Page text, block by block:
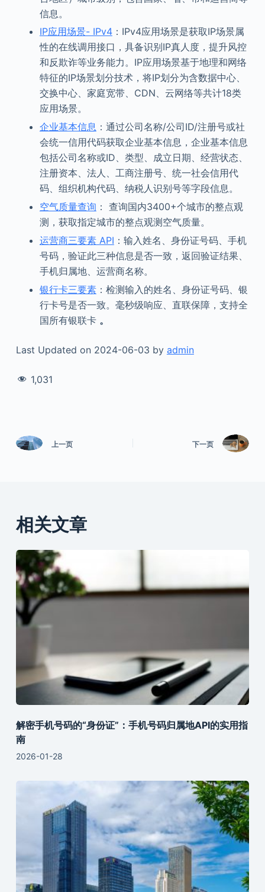
信息。
IP应用场景- IPv4：IPv4应用场景是获取IP场景属
性的在线调用接口，具备识别IP真人度，提升风控
和反欺诈等业务能力。IP应用场景基于地理和网络
特征的IP场景划分技术，将IP划分为含数据中心、
交换中心、家庭宽带、CDN、云网络等共计18类
应用场景。
企业基本信息 ：通过公司名称/公司ID/注册号或社
会统一信用代码获取企业基本信息，企业基本信息
包括公司名称或ID、类型、成立日期、经营状态、
注册资本、法人、工商注册号、统一社会信用代
码、组织机构代码、纳税人识别号等字段信息。
空气质量查询 ： 查询国内3400+个城市的整点观
测，获取指定城市的整点观测空气质量。
运营商三要素 API ：输入姓名、身份证号码、手机
号码，验证此三种信息是否一致，返回验证结果、
手机归属地、运营商名称。
银行卡三要素：检测输入的姓名、身份证号码、银
行卡号是否一致。毫秒级响应、直联保障，支持全
国所有银联卡 。
Last Updated on 2024-06-03 by admin
1,031
上一页 下一页
相关文章
解密手机号码的“身份证”：手机号码归属地API的实用指
南
2026-01-28